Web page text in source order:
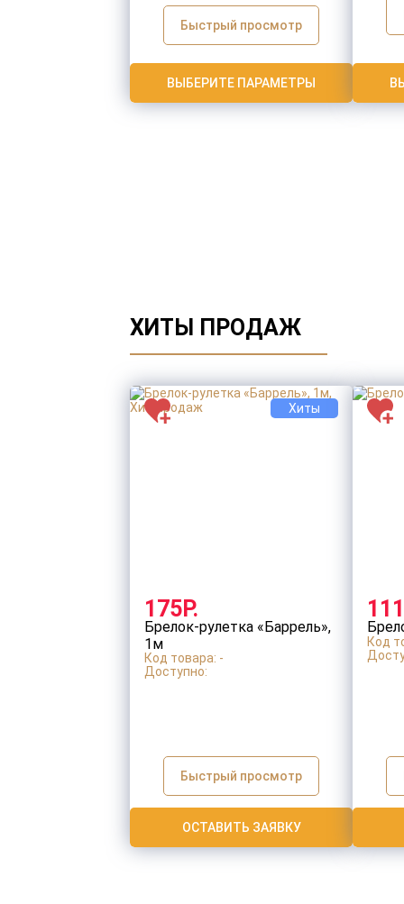
Быстрый просмотр
ВЫБЕРИТЕ ПАРАМЕТРЫ
ХИТЫ ПРОДАЖ
Хиты
175Р.
Брелок-рулетка «Баррель»,
1м
Код товара: -
Доступно:
Быстрый просмотр
ОСТАВИТЬ ЗАЯВКУ
Код